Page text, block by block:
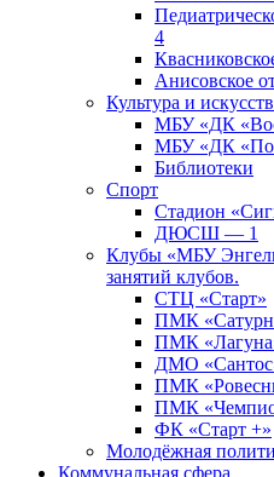
4
Анисовское
Культура и
МБУ «ДК
МБУ «ДК
Библиотеки
Спорт
Стадион
ДЮСШ — 1
Клубы «МБУ
занятий клубов.
СТЦ «Старт»
ПМК
ПМК
ДМО
ПМК
ПМК
ФК «Старт +»
Молодёжная